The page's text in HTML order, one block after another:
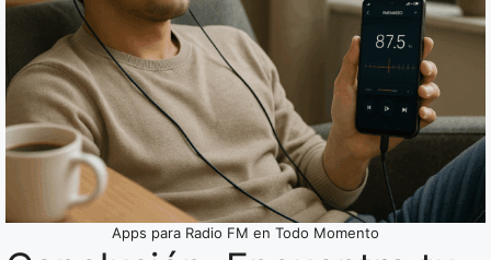
Apps para Radio FM en Todo Momento